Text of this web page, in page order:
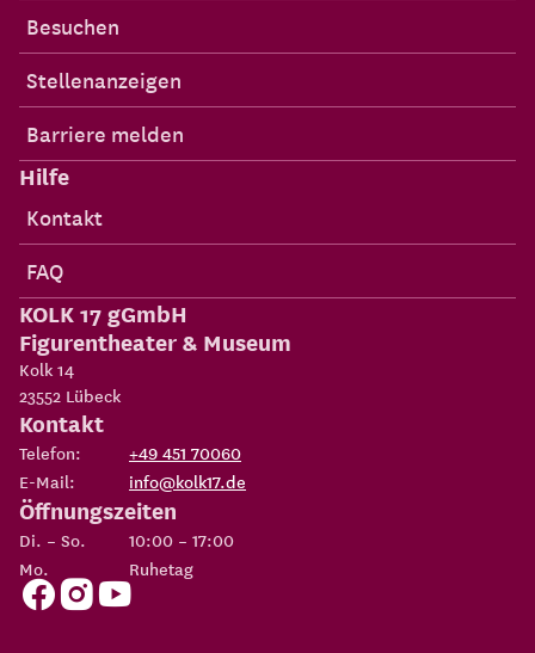
Besuchen
Stellenanzeigen
Barriere melden
Hilfe
Kontakt
FAQ
KOLK 17 gGmbH
Figurentheater & Museum
Kolk 14
23552 Lübeck
Kontakt
Telefon:
+49 451 70060
E-Mail:
info@kolk17.de
Öffnungszeiten
Di. – So.
10:00 – 17:00
Mo.
Ruhetag